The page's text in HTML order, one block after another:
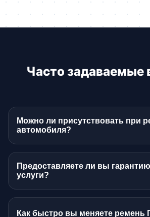
Часто задаваемые
Можно ли присутствовать при
автомобиля?
Да, мы приветствуем
находиться в ремонтной зоне
правил техники безопасности
за процессом из комнаты
Предоставляете ли вы
услуги?
Безусловно. На все виды
предоставляется гарантия
Как быстро вы меняете ремень